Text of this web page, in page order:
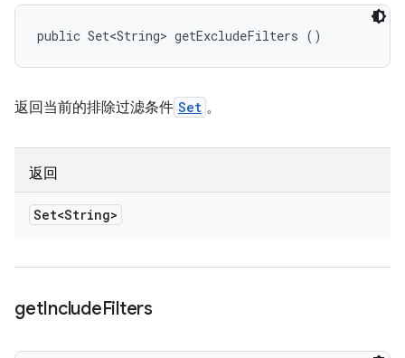
public Set<String> getExcludeFilters ()
返回当前的排除过滤条件 Set 。
返回
Set<String>
getIncludeFilters